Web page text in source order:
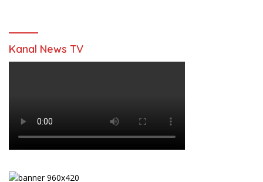
Kanal News TV